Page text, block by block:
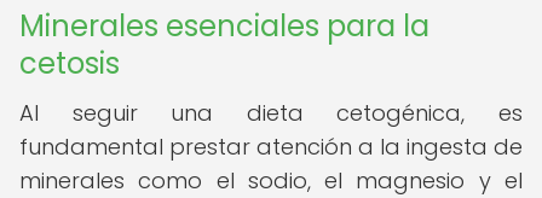
Minerales esenciales para la
cetosis
Al seguir una dieta cetogénica, es
fundamental prestar atención a la ingesta de
minerales como el sodio, el magnesio y el